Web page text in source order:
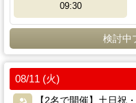
09:30
検討中
08/11 (火)
【2名で開催】土日祝